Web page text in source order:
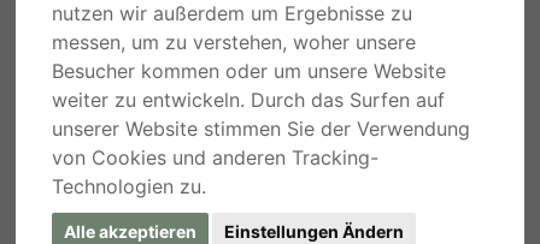
nutzen wir außerdem um Ergebnisse zu
messen, um zu verstehen, woher unsere
Besucher kommen oder um unsere Website
weiter zu entwickeln. Durch das Surfen auf
unserer Website stimmen Sie der Verwendung
von Cookies und anderen Tracking-
Technologien zu.
Alle akzeptieren Einstellungen Ändern